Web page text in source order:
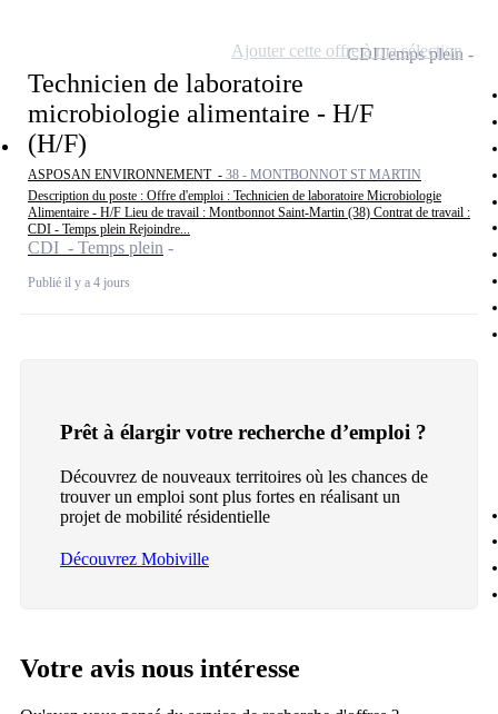
Technicien de laboratoire
microbiologie alimentaire - H/F
(H/F)
ASPOSAN ENVIRONNEMENT - 38 - MONTBONNOT ST MARTIN
Description du poste : Offre d'emploi : Technicien de laboratoire Microbiologie
Alimentaire - H/F Lieu de travail : Montbonnot Saint-Martin (38) Contrat de travail :
CDI - Temps plein Rejoindre...
CDI - Temps plein
Publié il y a 4 jours
CDITemps plein
Ajouter cette offre à ma sélection
Prêt à élargir votre recherche d’emploi ?
Découvrez de nouveaux territoires où les chances de
trouver un emploi sont plus fortes en réalisant un
projet de mobilité résidentielle
Découvrez Mobiville
Votre avis nous intéresse